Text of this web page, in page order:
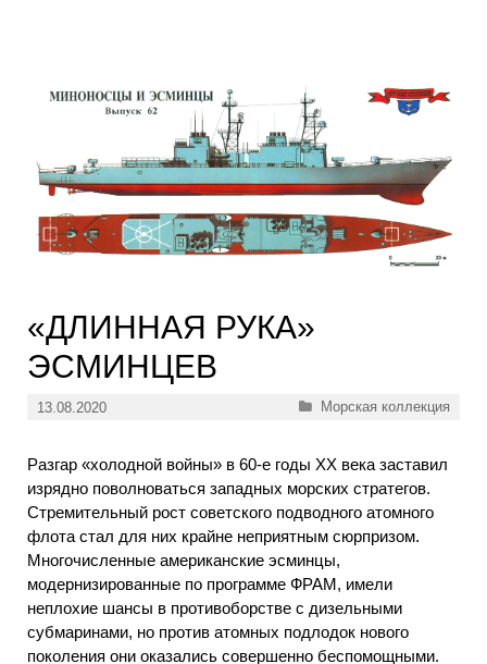
«ДЛИННАЯ РУКА»
ЭСМИНЦЕВ
13.08.2020 Рубрики
Морская коллекция
Разгар «холодной войны» в 60-е годы XX века заставил
изрядно поволноваться западных морских стратегов.
Стремительный рост советского подводного атомного
флота стал для них крайне неприятным сюрпризом.
Многочисленные американские эсминцы,
модернизированные по программе ФРАМ, имели
неплохие шансы в противоборстве с дизельными
субмаринами, но против атомных подлодок нового
поколения они оказались совершенно беспомощными.